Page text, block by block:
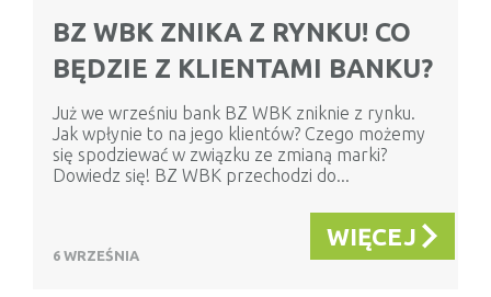
BZ WBK ZNIKA Z RYNKU! CO
BĘDZIE Z KLIENTAMI BANKU?
Już we wrześniu bank BZ WBK zniknie z rynku.
Jak wpłynie to na jego klientów? Czego możemy
się spodziewać w związku ze zmianą marki?
Dowiedz się! BZ WBK przechodzi do...
6 WRZEŚNIA
WIĘCEJ